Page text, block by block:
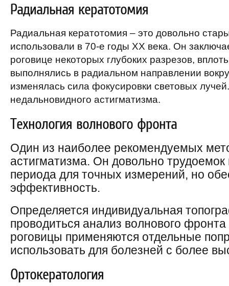
Радиальная кератотомия
Радиальная кератотомия – это довольно
использовали в 70-е годы XX века. Он
роговице некоторых глубоких разрезов,
выполнялись в радиальном направлении
изменялась сила фокусировки световых
недальновидного астигматизма.
Технология волнового фронта
Один из наиболее рекомендуемых
астигматизма. Он довольно трудоемок
периода для точных измерений, но
эффективность.
Определяется индивидуальная
проводиться анализ волнового
роговицы применяются отдельные
использовать для болезней с более
Ортокератология